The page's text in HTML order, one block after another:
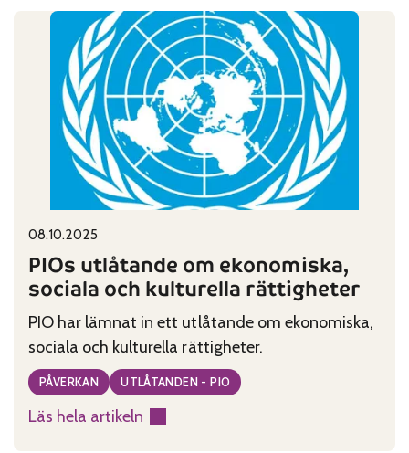
otrygga
digitala
banktjänster
Published on:
08.10.2025
PIOs utlåtande om ekonomiska,
sociala och kulturella rättigheter
PIO har lämnat in ett utlåtande om ekonomiska,
sociala och kulturella rättigheter.
Categories:
PÅVERKAN UTLÅTANDEN - PIO
Läs hela artikeln
: